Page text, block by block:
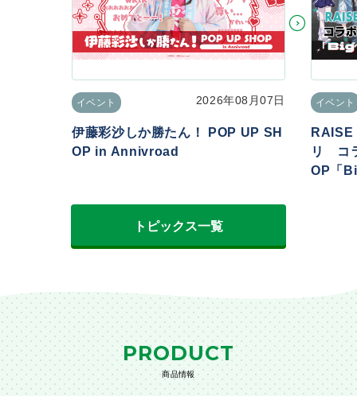
イベント 2026年08月07日
伊藤彩沙しか勝たん！ POP UP SH
OP in Annivroad
イベント
RAISE
リ コ
OP「
トピックス一覧
PRODUCT
商品情報